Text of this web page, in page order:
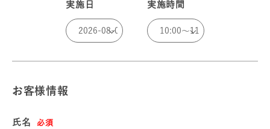
実施日 実施時間
お客様情報
氏名 必須